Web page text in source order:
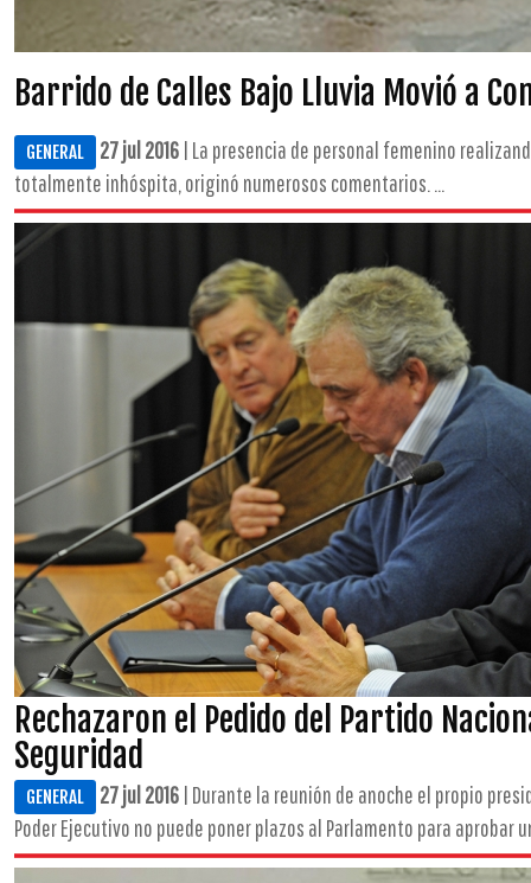
Barrido de Calles Bajo Lluvia Movió a
GENERAL 27 jul 2016 | La presencia de personal femenino
totalmente inhóspita, originó numerosos comentarios. ...
Rechazaron el Pedido del Partido
Seguridad
GENERAL 27 jul 2016 | Durante la reunión de anoche el propio
Poder Ejecutivo no puede poner plazos al Parlamento para aprobar